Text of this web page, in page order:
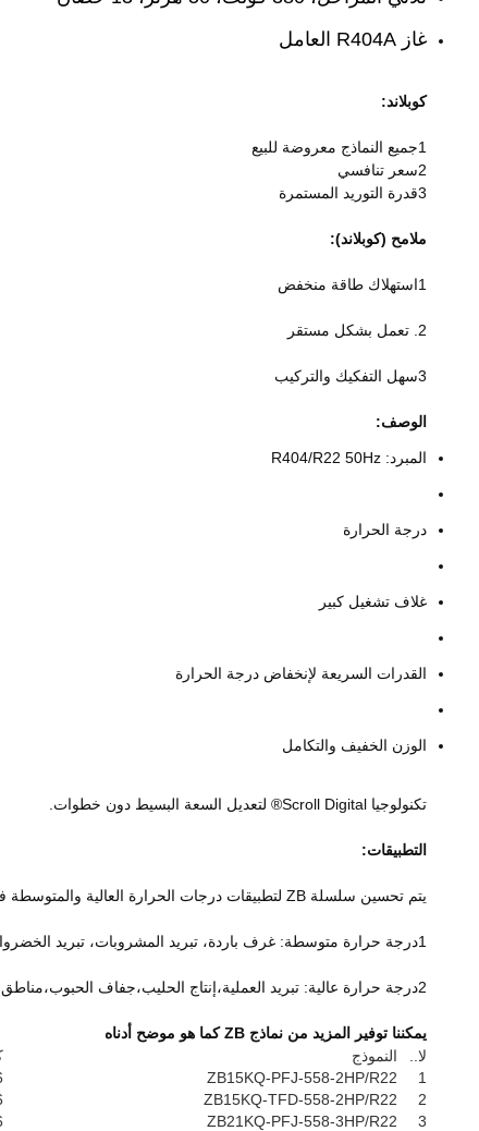
غاز R404A العامل
كوبلاند:
1جميع النماذج معروضة للبيع
2سعر تنافسي
3قدرة التوريد المستمرة
ملامح (كوبلاند):
1استهلاك طاقة منخفض
2. تعمل بشكل مستقر
3سهل التفكيك والتركيب
الوصف:
المبرد: R404/R22 50Hz
درجة الحرارة
غلاف تشغيل كبير
القدرات السريعة لإنخفاض درجة الحرارة
الوزن الخفيف والتكامل
تكنولوجيا Scroll Digital® لتعديل السعة البسيط دون خطوات.
التطبيقات:
يتم تحسين سلسلة ZB لتطبيقات درجات الحرارة العالية والمتوسطة في الاختيار الصحيح ل:
1درجة حرارة متوسطة: غرف باردة، تبريد المشروبات، تبريد الخضروات، صناديق العرض، صب البلاستيك.
2درجة حرارة عالية: تبريد العملية،إنتاج الحليب،جفاف الحبوب،مناطق إعداد الأغذية،حفظ الزهور.
يمكننا توفير المزيد من نماذج ZB كما هو موضح أدناه
لا..
النموذج
1
ZB15KQ-PFJ-558-2HP/R22
2
ZB15KQ-TFD-558-2HP/R22
3
ZB21KQ-PFJ-558-3HP/R22